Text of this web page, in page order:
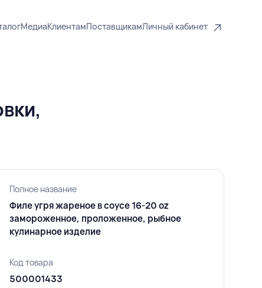
МедиаКлиентамПоставщикамЛичный кабинет
Полное название
Филе угря жареное в соусе 16-20 oz
замороженное, проложенное, рыбное
кулинарное изделие
Код товара
500001433